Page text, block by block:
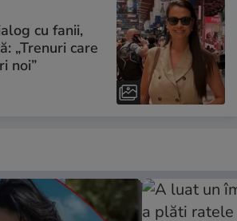
cu fanii,
„Trenuri care
noi”